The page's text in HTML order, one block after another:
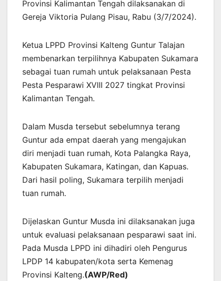
Provinsi Kalimantan Tengah dilaksanakan di
Gereja Viktoria Pulang Pisau, Rabu (3/7/2024).
Ketua LPPD Provinsi Kalteng Guntur Talajan
membenarkan terpilihnya Kabupaten Sukamara
sebagai tuan rumah untuk pelaksanaan Pesta
Pesta Pesparawi XVIII 2027 tingkat Provinsi
Kalimantan Tengah.
Dalam Musda tersebut sebelumnya terang
Guntur ada empat daerah yang mengajukan
diri menjadi tuan rumah, Kota Palangka Raya,
Kabupaten Sukamara, Katingan, dan Kapuas.
Dari hasil poling, Sukamara terpilih menjadi
tuan rumah.
Dijelaskan Guntur Musda ini dilaksanakan juga
untuk evaluasi pelaksanaan pesparawi saat ini.
Pada Musda LPPD ini dihadiri oleh Pengurus
LPDP 14 kabupaten/kota serta Kemenag
Provinsi Kalteng.(AWP/Red)